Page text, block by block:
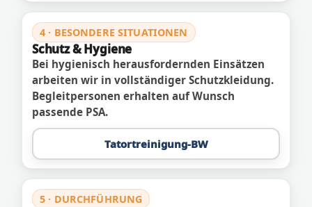
4 · BESONDERE SITUATIONEN
Schutz & Hygiene
Bei hygienisch herausfordernden Einsätzen
arbeiten wir in vollständiger Schutzkleidung.
Begleitpersonen erhalten auf Wunsch
passende PSA.
Tatortreinigung-BW
5 · DURCHFÜHRUNG